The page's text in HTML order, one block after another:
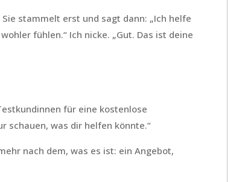
stammelt erst und sagt dann: „Ich helfe
fühlen.“ Ich nicke. „Gut. Das ist deine
für eine kostenlose
schauen, was dir helfen könnte.“
nach dem, was es ist: ein Angebot,